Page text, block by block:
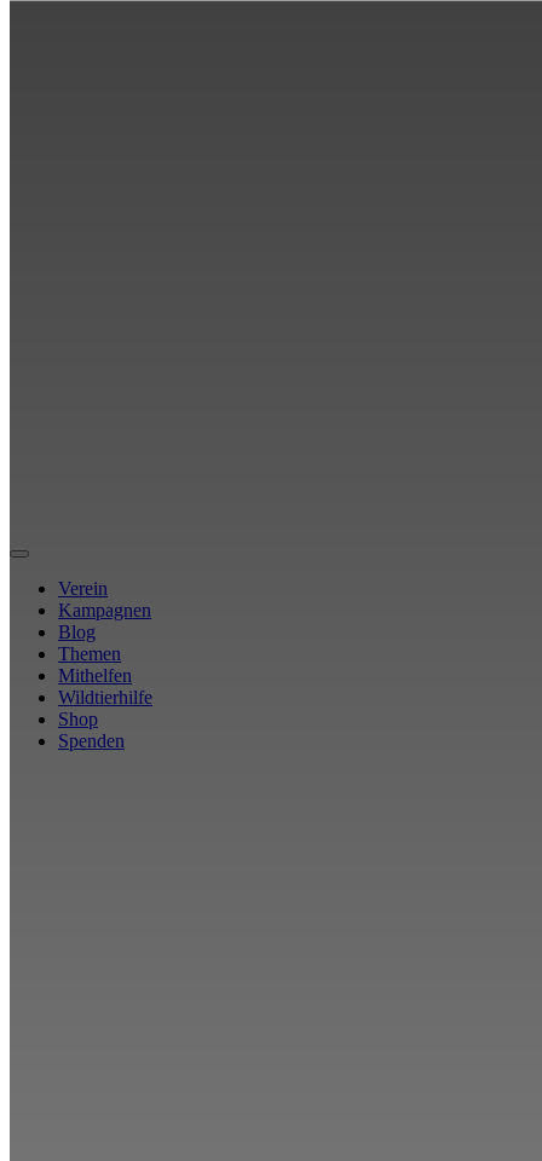
Verein
Kampagnen
Blog
Themen
Mithelfen
Wildtierhilfe
Shop
Spenden